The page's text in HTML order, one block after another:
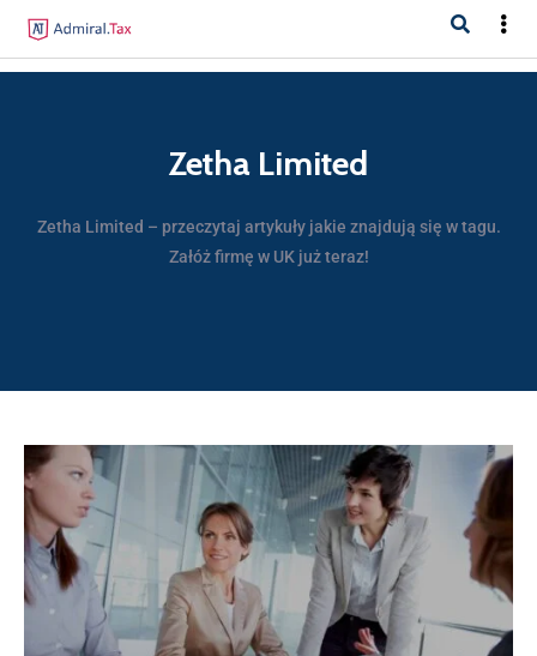
Zetha Limited
Zetha Limited – przeczytaj artykuły jakie znajdują się w tagu.
Załóż firmę w UK już teraz!